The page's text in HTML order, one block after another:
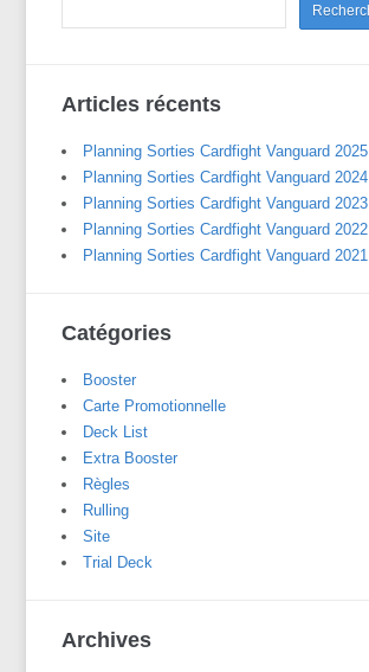
Articles récents
Planning Sorties Cardfight Vanguard 2025
Planning Sorties Cardfight Vanguard 2024
Planning Sorties Cardfight Vanguard 2023
Planning Sorties Cardfight Vanguard 2022
Planning Sorties Cardfight Vanguard 2021
Catégories
Booster
Carte Promotionnelle
Deck List
Extra Booster
Règles
Rulling
Site
Trial Deck
Archives